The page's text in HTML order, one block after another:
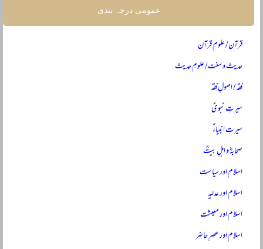
عمومی درجہ بندی
قرآن / علومِ قرآن
حدیث و سنت / علومِ حدیث
فقہ / اصولِ فقہ
سیرتِ نبویؐ
سیرتِ انبیاءؑ
صحابہؓ و اہلِ بیتؓ
اسلام اور سیاست
اسلام اور عدلیہ
اسلام اور معیشت
اسلام اور عصرِ حاضر